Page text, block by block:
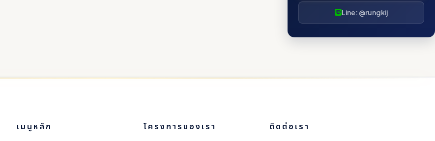
Line: @rungkij
เมนูหลัก โครงการของเรา ติดต่อเรา